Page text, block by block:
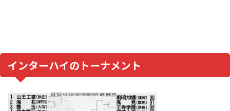
インターハイのトーナメント